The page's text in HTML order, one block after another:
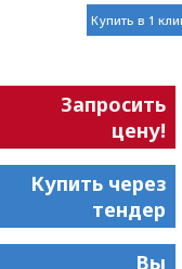
Купить в 1
Запросить
цену!
Купить через
тендер
Вы